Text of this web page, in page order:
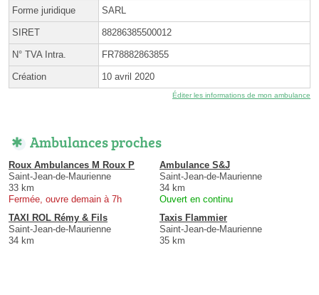
Forme juridique SARL
SIRET 88286385500012
N° TVA Intra. FR78882863855
Création 10 avril 2020
Éditer les informations de mon ambulance
Ambulances proches
Roux Ambulances M Roux P
Saint-Jean-de-Maurienne
33 km
Fermée, ouvre demain à 7h
Ambulance S&J
Saint-Jean-de-Maurienne
34 km
Ouvert en continu
TAXI ROL Rémy & Fils
Saint-Jean-de-Maurienne
34 km
Taxis Flammier
Saint-Jean-de-Maurienne
35 km